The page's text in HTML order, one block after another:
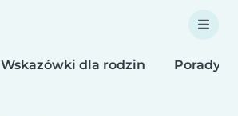
Wskazówki dla rodzin Porady